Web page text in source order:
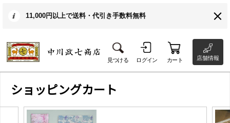
11,000円以上で送料・代引き手数料無料
見つける ログイン カート 店舗情報
ショッピングカート